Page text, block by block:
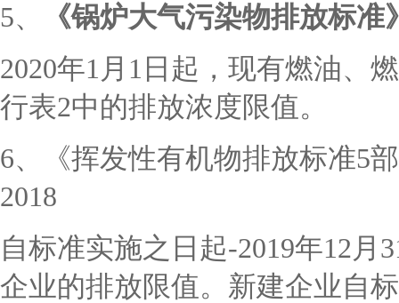
5、
《锅炉大气污染物排放标准
2020年1月1日起，现有燃油、
行表2中的排放浓度限值。
6、《挥发性有机物排放标准5
2018
自标准实施之日起-2019年12月
企业的排放限值。新建企业自